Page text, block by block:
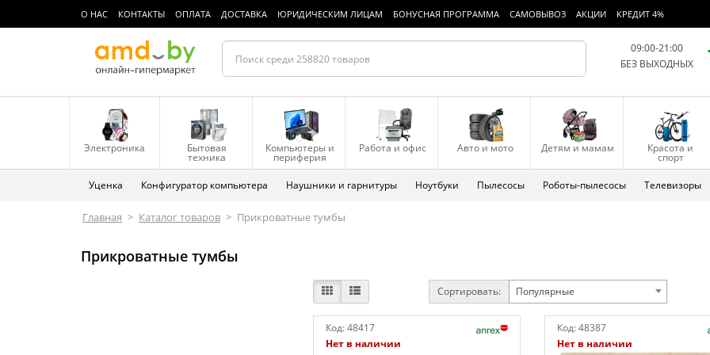
О НАС КОНТАКТЫ ОПЛАТА ДОСТАВКА ЮРИДИЧЕСКИМ ЛИЦАМ БОНУСНАЯ ПРОГРАММА САМОВЫВОЗ АКЦИИ КРЕДИТ 4%
09:00-21:00
БЕЗ ВЫХОДНЫХ
Электроника Бытовая
техника
Компьютеры и
периферия
Работа и офис Авто и мото Детям и мамам Красота и
спорт
Уценка Конфигуратор компьютера Наушники и гарнитуры Ноутбуки Пылесосы Роботы-пылесосы Телевизоры
Главная > Каталог товаров > Прикроватные тумбы
Прикроватные тумбы
Сортировать: Популярные
Код:48417
Нет в наличии
Код:48387
Нет в наличии